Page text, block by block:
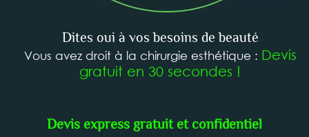
Dites oui à vos besoins de beauté
Vous avez droit à la chirurgie esthétique : Devis
gratuit en 30 secondes !
Devis express gratuit et confidentiel